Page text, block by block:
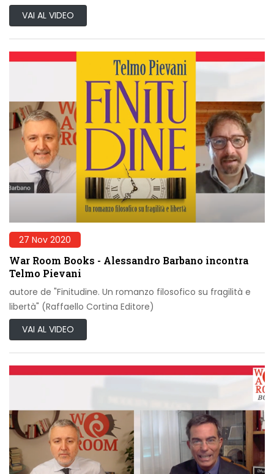
VAI AL VIDEO
27 Nov 2020
War Room Books - Alessandro Barbano incontra
Telmo Pievani
autore de "Finitudine. Un romanzo filosofico su fragilità e
libertà" (Raffaello Cortina Editore)
VAI AL VIDEO